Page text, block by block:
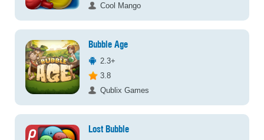
Cool Mango
Bubble Age
2.3+
3.8
Qublix Games
Lost Bubble